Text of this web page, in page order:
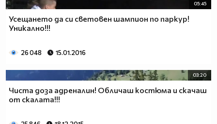
05:45
Усещането да си световен шампион по паркур!
Уникално!!!
26 048 15.01.2016
03:20
Чиста доза адреналин! Oбличаш костюма и скачаш
от скалата!!!